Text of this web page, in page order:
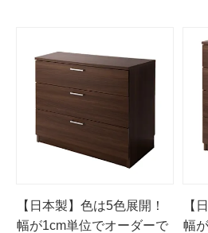
【日本製】色は5色展開！
幅が1cm単位でオーダーで
【
幅